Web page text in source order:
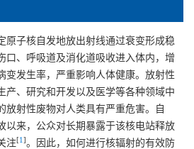
原子核自发地放出射线通过衰变形成稳
口、呼吸道及消化道吸收进入体内，增
变发生率，严重影响人体健康。放射性
产、研究和开发以及医学等各种领域中
放射性废物对人类具有严重危害。自
以来，公众对长期暴露于该核电站释放
注[1 ]。因此，如何进行核辐射的有效防